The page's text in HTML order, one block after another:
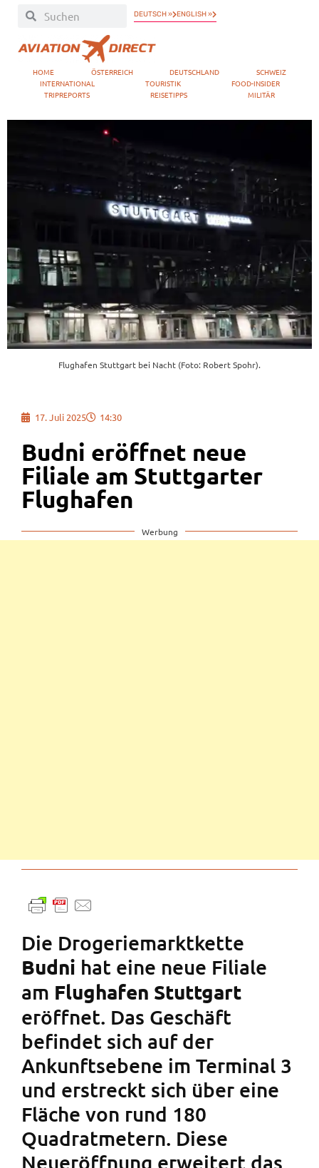
DEUTSCH » ENGLISH »
HOME ÖSTERREICH DEUTSCHLAND
SCHWEIZ
INTERNATIONAL
TOURISTIK
FOOD-INSIDER
TRIPREPORTS
REISETIPPS MILITÄR
Flughafen Stuttgart bei Nacht (Foto: Robert Spohr).
17. Juli 2025 14:30
Budni eröffnet neue
Filiale am Stuttgarter
Flughafen
Werbung
Die Drogeriemarktkette
Budni hat eine neue Filiale
am Flughafen Stuttgart
eröffnet. Das Geschäft
befindet sich auf der
Ankunftsebene im Terminal 3
und erstreckt sich über eine
Fläche von rund 180
Quadratmetern. Diese
Neueröffnung erweitert das